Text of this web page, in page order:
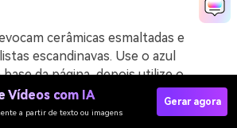
cerâmicas esmaltadas e
escandinavas. Use o azul
da página, depois utilize o
principais e destaques de
mantém os nomes dos produtos
Vídeos com IA
a partir de texto ou imagens
Gerar agora